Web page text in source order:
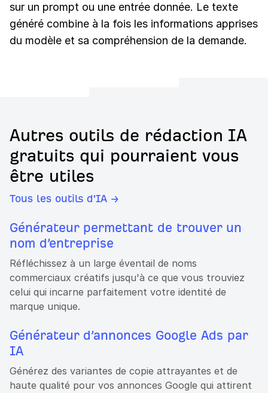
sur un prompt ou une entrée donnée. Le texte
généré combine à la fois les informations apprises
du modèle et sa compréhension de la demande.
Autres outils de rédaction IA
gratuits qui pourraient vous
être utiles
Tous les outils d'IA →
Générateur permettant de trouver un
nom d’entreprise
Réfléchissez à un large éventail de noms
commerciaux créatifs jusqu'à ce que vous trouviez
celui qui incarne parfaitement votre identité de
marque unique.
Générateur d’annonces Google Ads par
IA
Générez des variantes de copie attrayantes et de
haute qualité pour vos annonces Google qui attirent